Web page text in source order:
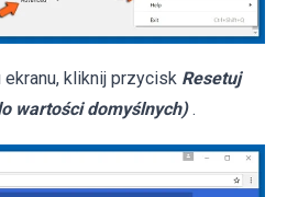
kliknij przycisk Resetuj
wartości domyślnych) .